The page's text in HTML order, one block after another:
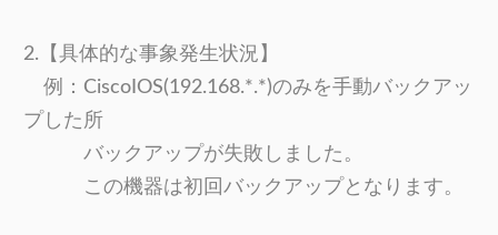
2.【具体的な事象発生状況】
例：CiscoIOS(192.168.*.*)のみを手動バックアッ
プした所
バックアップが失敗しました。
この機器は初回バックアップとなります。